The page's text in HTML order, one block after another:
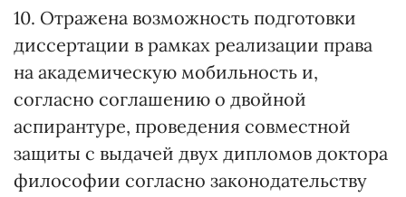
10. Отражена возможность подготовки
диссертации в рамках реализации права
на академическую мобильность и,
согласно соглашению о двойной
аспирантуре, проведения совместной
защиты с выдачей двух дипломов доктора
философии согласно законодательству